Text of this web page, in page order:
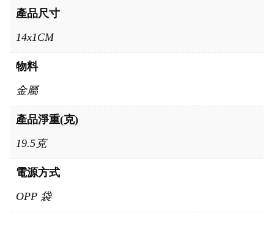
產品尺寸
14x1CM
物料
金屬
產品淨重(克)
19.5克
電源方式
OPP 袋